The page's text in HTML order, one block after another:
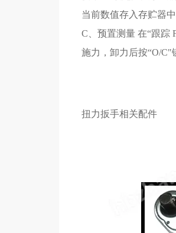
当前数值存入存贮器
C、预置测量 在“跟踪
施力，卸力后按“O/C"
扭力扳手相关配件